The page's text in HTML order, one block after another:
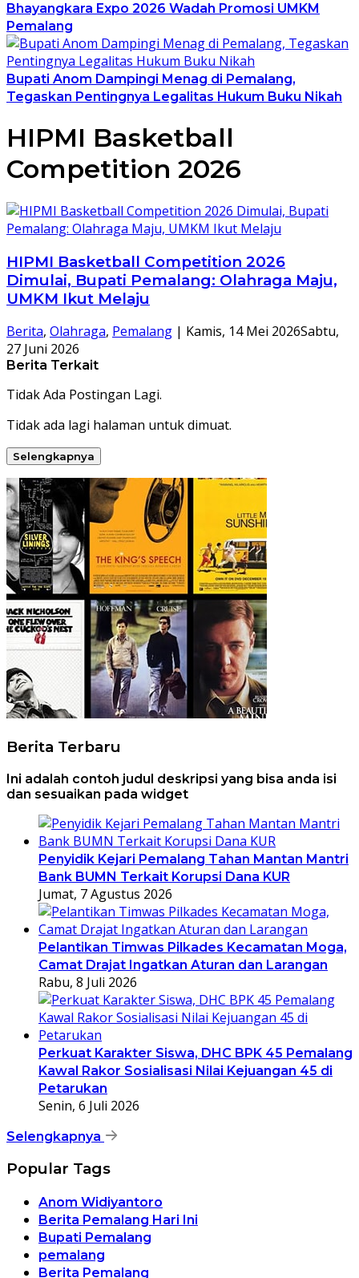
Bhayangkara Expo 2026 Wadah Promosi UMKM
Pemalang
Bupati Anom Dampingi Menag di Pemalang,
Tegaskan Pentingnya Legalitas Hukum Buku Nikah
HIPMI Basketball
Competition 2026
HIPMI Basketball Competition 2026
Dimulai, Bupati Pemalang: Olahraga Maju,
UMKM Ikut Melaju
Berita, Olahraga, Pemalang | Kamis, 14 Mei 2026Sabtu,
27 Juni 2026
Berita Terkait
Tidak Ada Postingan Lagi.
Tidak ada lagi halaman untuk dimuat.
Selengkapnya
Berita Terbaru
Ini adalah contoh judul deskripsi yang bisa anda isi
dan sesuaikan pada widget
Penyidik Kejari Pemalang Tahan Mantan Mantri
Bank BUMN Terkait Korupsi Dana KUR
Jumat, 7 Agustus 2026
Pelantikan Timwas Pilkades Kecamatan Moga,
Camat Drajat Ingatkan Aturan dan Larangan
Rabu, 8 Juli 2026
Perkuat Karakter Siswa, DHC BPK 45 Pemalang
Kawal Rakor Sosialisasi Nilai Kejuangan 45 di
Petarukan
Senin, 6 Juli 2026
Selengkapnya
Popular Tags
Anom Widiyantoro
Berita Pemalang Hari Ini
Bupati Pemalang
pemalang
Berita Pemalang